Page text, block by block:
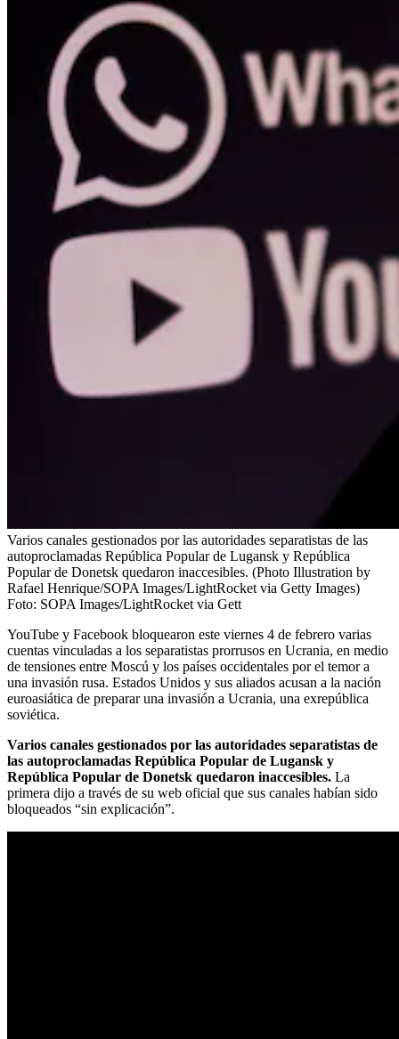
Varios canales gestionados por las autoridades separatistas de las
autoproclamadas República Popular de Lugansk y República
Popular de Donetsk quedaron inaccesibles. (Photo Illustration by
Rafael Henrique/SOPA Images/LightRocket via Getty Images)
Foto: SOPA Images/LightRocket via Gett
YouTube y Facebook bloquearon este viernes 4 de febrero varias
cuentas vinculadas a los separatistas prorrusos en Ucrania, en medio
de tensiones entre Moscú y los países occidentales por el temor a
una invasión rusa. Estados Unidos y sus aliados acusan a la nación
euroasiática de preparar una invasión a Ucrania, una exrepública
soviética.
Varios canales gestionados por las autoridades separatistas de
las autoproclamadas República Popular de Lugansk y
República Popular de Donetsk quedaron inaccesibles. La
primera dijo a través de su web oficial que sus canales habían sido
bloqueados “sin explicación”.